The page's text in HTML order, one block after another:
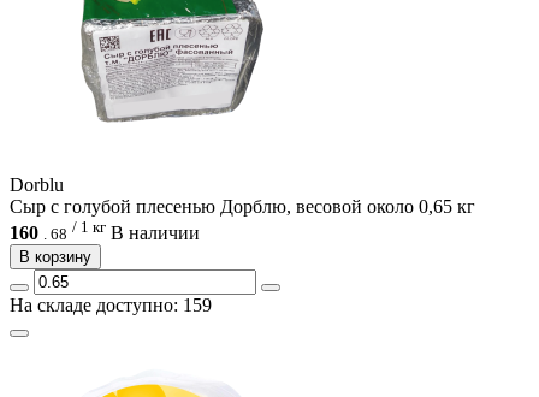
Dorblu
Сыр с голубой плесенью Дорблю, весовой около 0,65 кг
160 . 68 / 1 кг В наличии
В корзину
На складе доступно: 159